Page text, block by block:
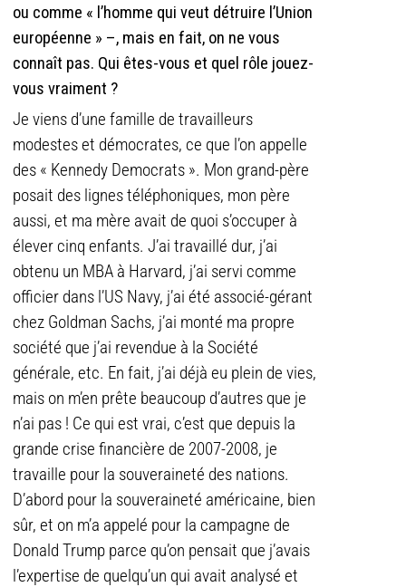
ou comme « l’homme qui veut détruire l’Union
européenne » –, mais en fait, on ne vous
connaît pas. Qui êtes-vous et quel rôle jouez-
vous vraiment ?
Je viens d’une famille de travailleurs
modestes et démocrates, ce que l’on appelle
des « Kennedy Democrats ». Mon grand-père
posait des lignes téléphoniques, mon père
aussi, et ma mère avait de quoi s’occuper à
élever cinq enfants. J’ai travaillé dur, j’ai
obtenu un MBA à Harvard, j’ai servi comme
officier dans l’US Navy, j’ai été associé-gérant
chez Goldman Sachs, j’ai monté ma propre
société que j’ai revendue à la Société
générale, etc. En fait, j’ai déjà eu plein de vies,
mais on m’en prête beaucoup d’autres que je
n’ai pas ! Ce qui est vrai, c’est que depuis la
grande crise financière de 2007-2008, je
travaille pour la souveraineté des nations.
D’abord pour la souveraineté américaine, bien
sûr, et on m’a appelé pour la campagne de
Donald Trump parce qu’on pensait que j’avais
l’expertise de quelqu’un qui avait analysé et